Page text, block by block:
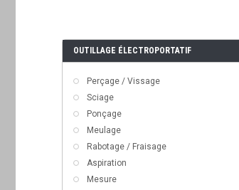
OUTILLAGE ÉLECTROPORTATIF
Perçage / Vissage
Sciage
Ponçage
Meulage
Rabotage / Fraisage
Aspiration
Mesure